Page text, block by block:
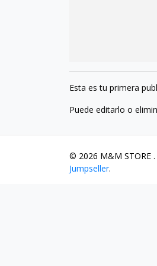
Esta es tu primera
Puede editarlo o
© 2026 M&M STORE
Jumpseller.